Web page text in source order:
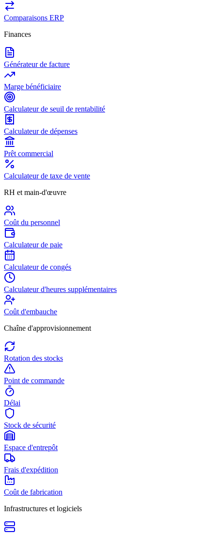
Comparaisons ERP
Finances
Générateur de facture
Marge bénéficiaire
Calculateur de seuil de rentabilité
Calculateur de dépenses
Prêt commercial
Calculateur de taxe de vente
RH et main-d'œuvre
Coût du personnel
Calculateur de paie
Calculateur de congés
Calculateur d'heures supplémentaires
Coût d'embauche
Chaîne d'approvisionnement
Rotation des stocks
Point de commande
Délai
Stock de sécurité
Espace d'entrepôt
Frais d'expédition
Coût de fabrication
Infrastructures et logiciels